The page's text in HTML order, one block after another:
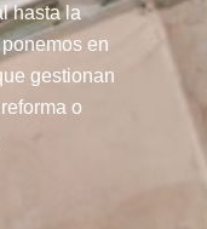
hasta la
en
gestionan
o